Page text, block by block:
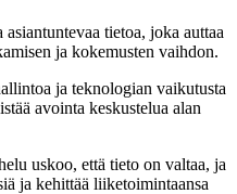
tietoa, joka auttaa
ja kokemusten vaihdon.
ja teknologian vaikutusta
avointa keskustelua alan
uskoo, että tieto on valtaa, ja
ja kehittää liiketoimintaansa